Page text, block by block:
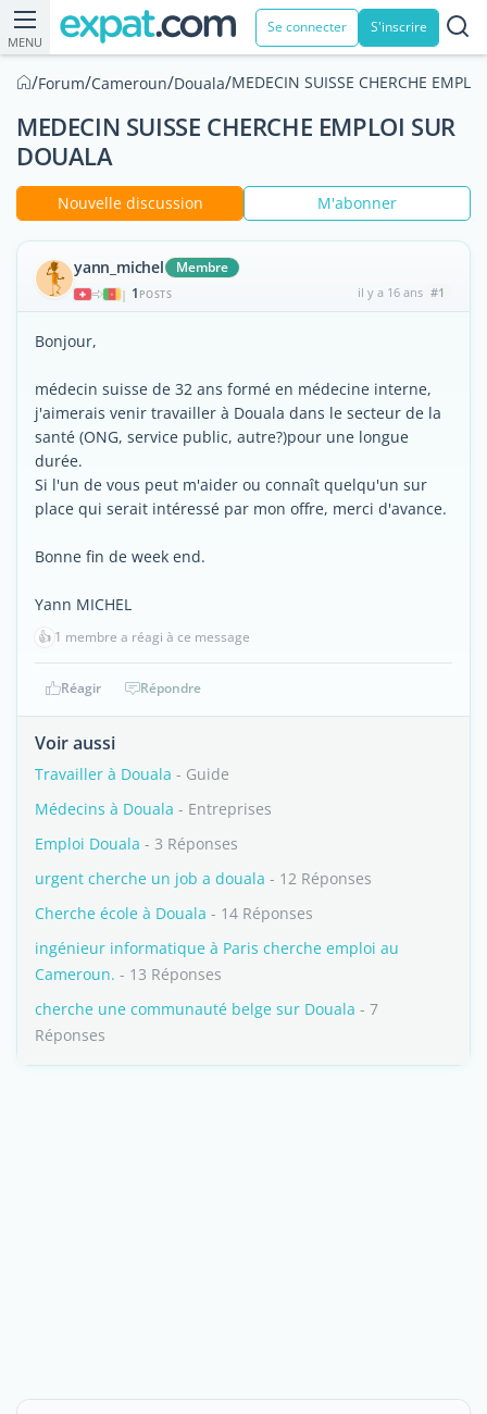
MENU
Se connecter S'inscrire
/Forum/Cameroun/Douala/MEDECIN SUISSE CHERCHE
MEDECIN SUISSE CHERCHE EMPLOI SUR
DOUALA
Nouvelle discussion M'abonner
yann_michel Membre
| 1 POSTS il y a 16 ans #1
Bonjour,
médecin suisse de 32 ans formé en médecine interne,
j'aimerais venir travailler à Douala dans le secteur de la
santé (ONG, service public, autre?)pour une longue
durée.
Si l'un de vous peut m'aider ou connaît quelqu'un sur
place qui serait intéressé par mon offre, merci d'avance.
Bonne fin de week end.
Yann MICHEL
👍 1 membre a réagi à ce message
Réagir Répondre
Voir aussi
Travailler à Douala - Guide
Médecins à Douala - Entreprises
Emploi Douala - 3 Réponses
urgent cherche un job a douala - 12 Réponses
Cherche école à Douala - 14 Réponses
ingénieur informatique à Paris cherche emploi au
Cameroun. - 13 Réponses
cherche une communauté belge sur Douala - 7
Réponses